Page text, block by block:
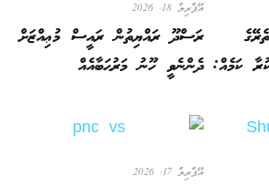
ކަމެއް:
އޭޕްރިލް 18, 2026
ރަސްދޫ ރައްޔިތުން ރައީސް މުޢިއްޒަށް
ދެންނެވީ ހޫނު މަރުޙަބާއެއް
އޭޕްރިލް 17, 2026